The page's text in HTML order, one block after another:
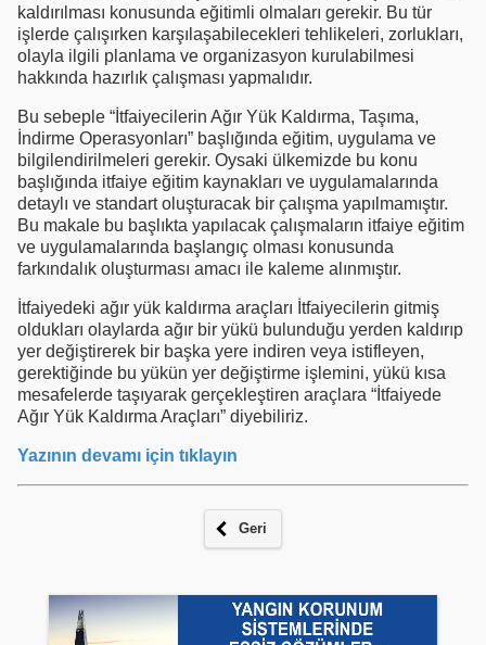
kaldırılması konusunda eğitimli olmaları gerekir. Bu tür
işlerde çalışırken karşılaşabilecekleri tehlikeleri, zorlukları,
olayla ilgili planlama ve organizasyon kurulabilmesi
hakkında hazırlık çalışması yapmalıdır.
Bu sebeple “İtfaiyecilerin Ağır Yük Kaldırma, Taşıma,
İndirme Operasyonları” başlığında eğitim, uygulama ve
bilgilendirilmeleri gerekir. Oysaki ülkemizde bu konu
başlığında itfaiye eğitim kaynakları ve uygulamalarında
detaylı ve standart oluşturacak bir çalışma yapılmamıştır.
Bu makale bu başlıkta yapılacak çalışmaların itfaiye eğitim
ve uygulamalarında başlangıç olması konusunda
farkındalık oluşturması amacı ile kaleme alınmıştır.
İtfaiyedeki ağır yük kaldırma araçları İtfaiyecilerin gitmiş
oldukları olaylarda ağır bir yükü bulunduğu yerden kaldırıp
yer değiştirerek bir başka yere indiren veya istifleyen,
gerektiğinde bu yükün yer değiştirme işlemini, yükü kısa
mesafelerde taşıyarak gerçekleştiren araçlara “İtfaiyede
Ağır Yük Kaldırma Araçları” diyebiliriz.
Yazının devamı için tıklayın
Geri